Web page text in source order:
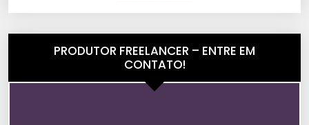
PRODUTOR FREELANCER – ENTRE EM
CONTATO!